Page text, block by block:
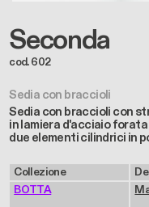
Seconda
cod. 602
Sedia con braccioli
Sedia con braccioli con
in lamiera d'acciaio
due elementi cilindrici in
Collezione
BOTTA